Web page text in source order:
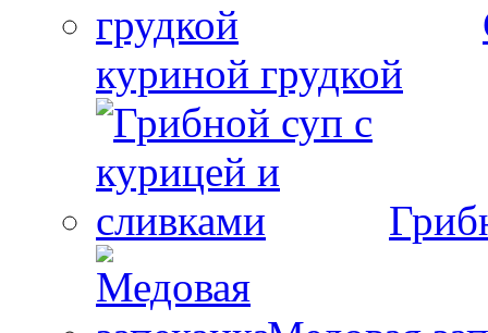
куриной грудкой